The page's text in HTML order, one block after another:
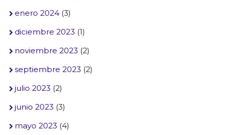
enero 2024(3)
diciembre 2023 (1)
noviembre 2023 (2)
septiembre 2023 (2)
julio 2023 (2)
junio 2023 (3)
mayo 2023 (4)